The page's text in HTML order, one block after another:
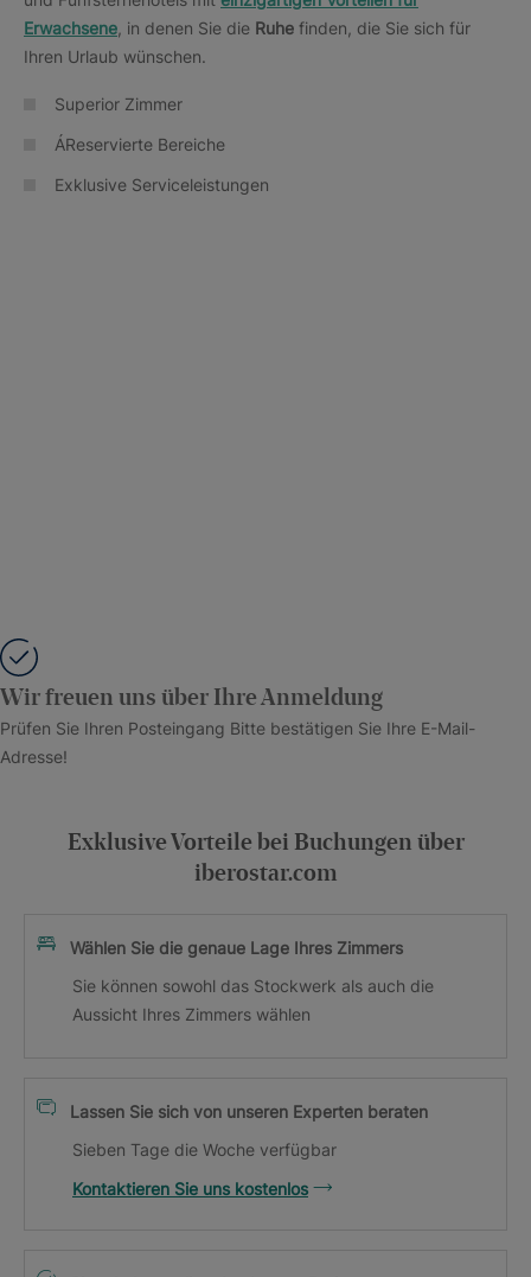
Erwachsene , in denen Sie die Ruhe finden, die Sie sich für
Ihren Urlaub wünschen.
Superior Zimmer
ÁReservierte Bereiche
Exklusive Serviceleistungen
Wir freuen uns über Ihre Anmeldung
Prüfen Sie Ihren Posteingang Bitte bestätigen Sie Ihre E-Mail-
Adresse!
Exklusive Vorteile bei Buchungen über
iberostar.com
Wählen Sie die genaue Lage Ihres Zimmers
Sie können sowohl das Stockwerk als auch die
Aussicht Ihres Zimmers wählen
Lassen Sie sich von unseren Experten beraten
Sieben Tage die Woche verfügbar
Kontaktieren Sie uns kostenlos